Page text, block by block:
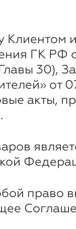
Клиентом
ГК РФ
30),
от
акты,
право